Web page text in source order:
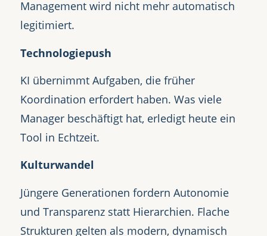
Management wird nicht mehr automatisch
legitimiert.
Technologiepush
KI übernimmt Aufgaben, die früher
Koordination erfordert haben. Was viele
Manager beschäftigt hat, erledigt heute ein
Tool in Echtzeit.
Kulturwandel
Jüngere Generationen fordern Autonomie
und Transparenz statt Hierarchien. Flache
Strukturen gelten als modern, dynamisch